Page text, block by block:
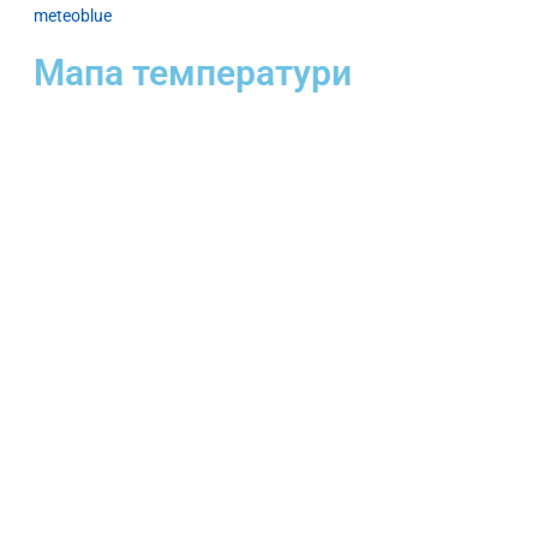
meteoblue
Мапа температури